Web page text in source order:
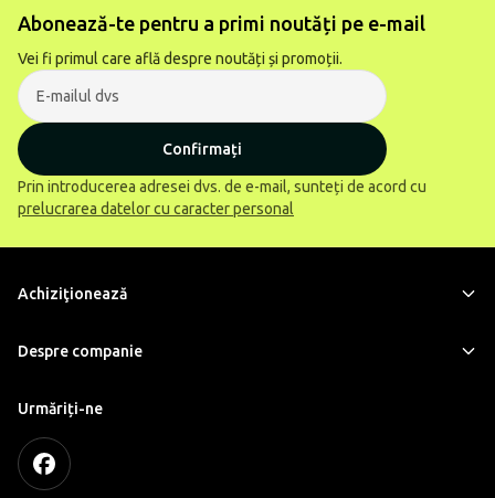
Abonează-te pentru a primi noutăți pe e-mail
Vei fi primul care află despre noutăți și promoții.
Confirmați
Prin introducerea adresei dvs. de e-mail, sunteți de acord cu
prelucrarea datelor cu caracter personal
Achiziţionează
Despre companie
Urmăriți-ne